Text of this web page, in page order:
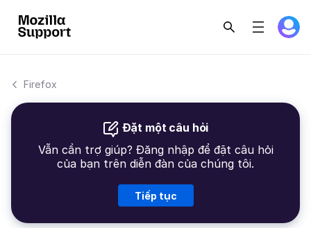
Firefox
Đặt một câu hỏi
Vẫn cần trợ giúp? Đăng nhập để đặt câu hỏi
của bạn trên diễn đàn của chúng tôi.
Tiếp tục